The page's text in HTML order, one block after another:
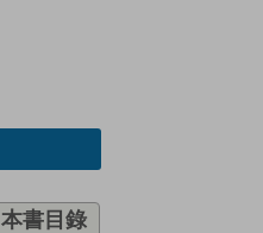
本書目錄